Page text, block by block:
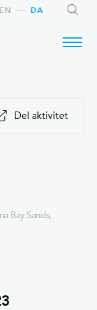
DA
EN
Bay Sands,
Del aktivitet